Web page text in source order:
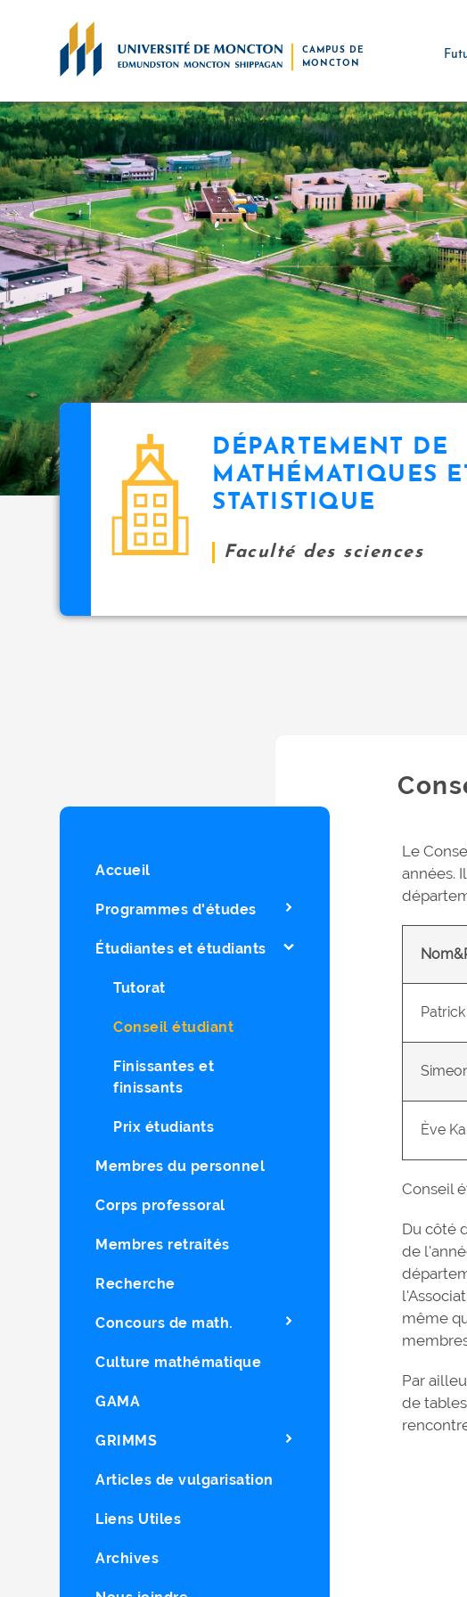
CAMPUS DE
MONCTON
DÉPARTEMENT DE
MATHÉMATIQUES
STATISTIQUE
Faculté des sciences
Accueil
Programmes d'études
Étudiantes et étudiants
Tutorat
Conseil étudiant
Finissantes et
finissants
Prix étudiants
Membres du personnel
Corps professoral
Membres retraités
Recherche
Concours de math.
Culture mathématique
GAMA
GRIMMS
Articles de vulgarisation
Liens Utiles
Archives
Le
années.
Ève
Conseil
Du côté
de
même
Par
de